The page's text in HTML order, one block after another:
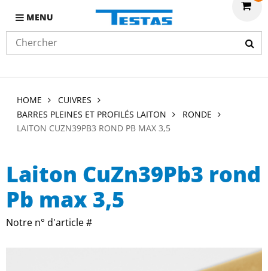
MENU
HOME
CUIVRES
BARRES PLEINES ET PROFILÉS LAITON
RONDE
LAITON CUZN39PB3 ROND PB MAX 3,5
Laiton CuZn39Pb3 rond
Pb max 3,5
Notre n° d'article #